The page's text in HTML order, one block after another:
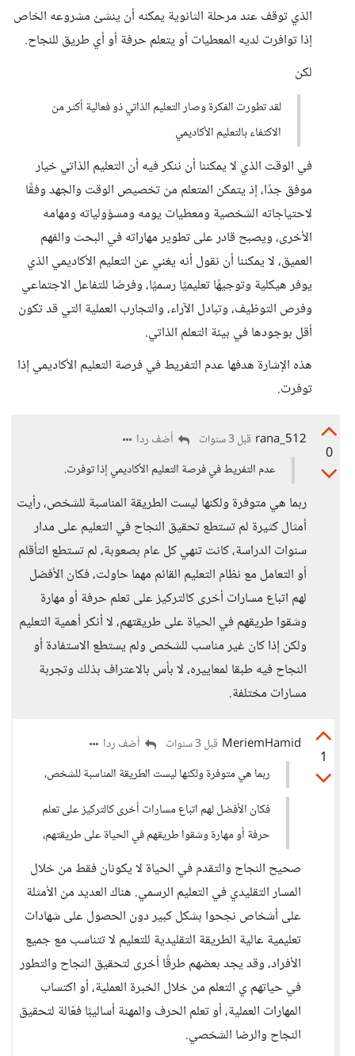
الذي توقف عند مرحلة الثانوية يمكنه أن ينشئ مشروعه الخاص
إذا توافرت لديه المعطيات أو يتعلم حرفة أو أي طريق للنجاح.
لكن
لقد تطورت الفكرة وصار التعليم الذاتي ذو فعالية أكثر من
الاكتفاء بالتعليم الأكاديمي
في الوقت الذي لا يمكننا أن ننكر فيه أن التعليم الذاتي خيار
موفق جدًا، إذ يتمكن المتعلم من تخصيص الوقت والجهد وفقًا
لاحتياجاته الشخصية ومعطيات يومه ومسؤولياته ومهامه
الأخرى، ويصبح قادر على تطوير مهاراته في البحث والفهم
العميق، لا يمكننا أن نقول أنه يغني عن التعليم الأكاديمي الذي
يوفر هيكلية وتوجيهًا تعليميًا رسميًا، وفرصًا للتفاعل الاجتماعي
وفرص التوظيف، وتبادل الآراء، والتجارب العملية التي قد تكون
أقل بوجودها في بيئة التعلم الذاتي.
هذه الإشارة هدفها عدم التفريط في فرصة التعليم الأكاديمي إذا
توفرت.
0
rana_512 قبل 3 سنوات
أضف ردا
عدم التفريط في فرصة التعليم الأكاديمي إذا توفرت.
ربما هي متوفرة ولكنها ليست الطريقة المناسبة للشخص، رأيت
أمثال كثيرة لم تستطع تحقيق النجاح في التعليم على مدار
سنوات الدراسة، كانت تنهي كل عام بصعوبة، لم تستطع التأقلم
أو التعامل مع نظام التعليم القائم مهما حاولت، فكان الأفضل
لهم اتباع مسارات أخرى كالتركيز على تعلم حرفة أو مهارة
وشقوا طريقهم في الحياة على طريقتهم، لا أنكر أهمية التعليم
ولكن إذا كان غير مناسب للشخص ولم يستطع الاستفادة أو
النجاح فيه طبقا لمعاييره، لا بأس بالاعتراف بذلك وتجربة
مسارات مختلفة.
1
MeriemHamid قبل 3 سنوات
أضف ردا
ربما هي متوفرة ولكنها ليست الطريقة المناسبة للشخص،
فكان الأفضل لهم اتباع مسارات أخرى كالتركيز على تعلم
حرفة أو مهارة وشقوا طريقهم في الحياة على طريقتهم،
صحيح النجاح والتقدم في الحياة لا يكونان فقط من خلال
المسار التقليدي في التعليم الرسمي. هناك العديد من الأمثلة
على أشخاص نجحوا بشكل كبير دون الحصول على شهادات
تعليمية عالية الطريقة التقليدية للتعليم لا تتناسب مع جميع
الأفراد، وقد يجد بعضهم طرقًا أخرى لتحقيق النجاح والتطور
في حياتهم ي التعلم من خلال الخبرة العملية، أو اكتساب
المهارات العملية، أو تعلم الحرف والمهنة أساليبًا فعّالة لتحقيق
النجاح والرضا الشخصي.